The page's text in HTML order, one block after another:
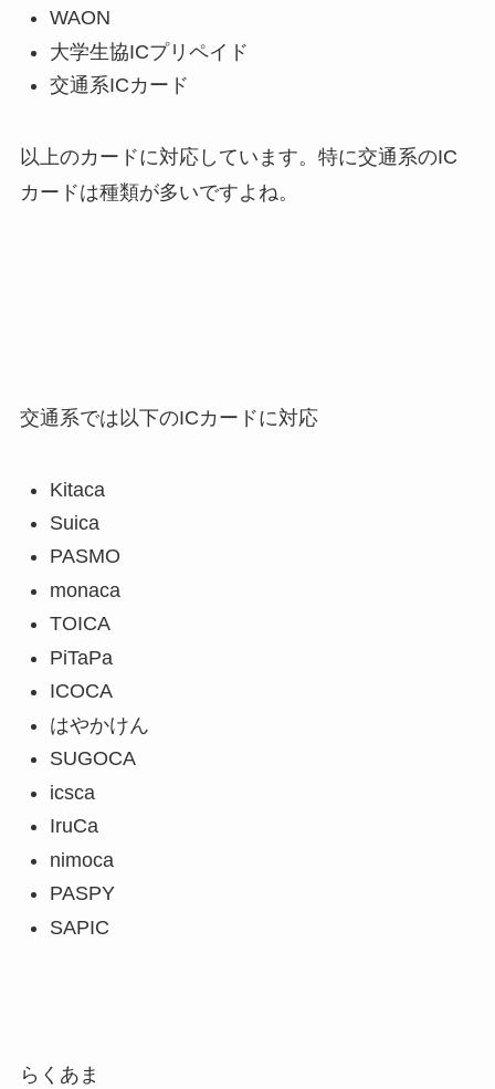
WAON
大学生協ICプリペイド
交通系ICカード
以上のカードに対応しています。特に交通系のIC
カードは種類が多いですよね。
交通系では以下のICカードに対応
Kitaca
Suica
PASMO
monaca
TOICA
PiTaPa
ICOCA
はやかけん
SUGOCA
icsca
IruCa
nimoca
PASPY
SAPIC
らくあま